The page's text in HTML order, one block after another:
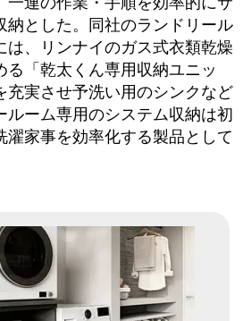
納とした。同社のランドリール
は、リンナイのガス式衣類乾燥
る「乾太くん専用収納ユニッ
充実させ予洗い用のシンクなど
ルーム専用のシステム収納は初
濯家事を効率化する製品として